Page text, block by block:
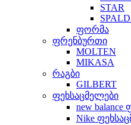
STAR
ფორმა
ფრენბურთი
MOLTEN
MIKASA
რაგბი
GILBERT
ფეხსაცმელები
new balance
Nike